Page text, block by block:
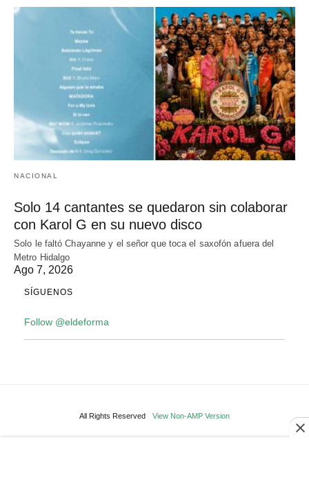
NACIONAL
Solo 14 cantantes se quedaron sin colaborar
con Karol G en su nuevo disco
Solo le faltó Chayanne y el señor que toca el saxofón afuera del
Metro Hidalgo
Ago 7, 2026
SÍGUENOS
Follow @eldeforma
All Rights Reserved View Non-AMP Version